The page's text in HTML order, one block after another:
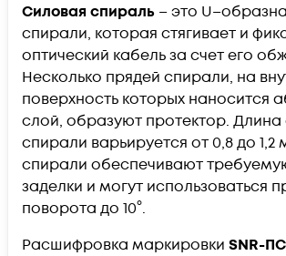
Силовая спираль – это
спирали, которая стягивает и
оптический кабель за счет его
Несколько прядей спирали, на
поверхность которых наносится
слой, образуют протектор. Длина
спирали варьируется от 0,8 до
спирали обеспечивают
заделки и могут использоваться
поворота до 10°.
Расшифровка маркировки SNR-